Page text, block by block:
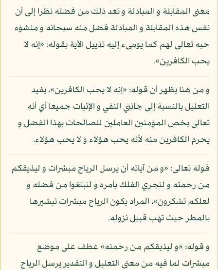
معنى المقابلة و المبادلة و تعد ذلك من فضله نظرا إلى أن
نفس هذه المقابلة و المبادلة فضل منه سبحانه و منشؤه
حبه تعالى لهم كما يومىء إليه تذييل الآية بقوله: «إنه لا
يحب الكافرين».
و من هنا يظهر أن قوله: «إنه لا يحب الكافرين»، يفيد
التعليل بالنسبة إلى جانبي النفي و الإثبات جميعا أي أنه
تعالى يخص المؤمنين العاملين للصالحات بهذا الفضل و
يحرم الكافرين منه لأنه يحب هؤلاء و لا يحب هؤلاء.
قوله تعالى: «و من آياته أن يرسل الرياح مبشرات و ليذيقكم
من رحمته و لتجري الفلك بأمره و لتبتغوا من فضله و
لعلكم تشكرون»، المراد بكون الرياح مبشرات تبشيرها
بالمطر حيث تهب قبيل نزوله.
و قوله: «و ليذيقكم من رحمته» عطف على موضع
مبشرات لما فيه من معنى التعليل و التقدير يرسل الرياح